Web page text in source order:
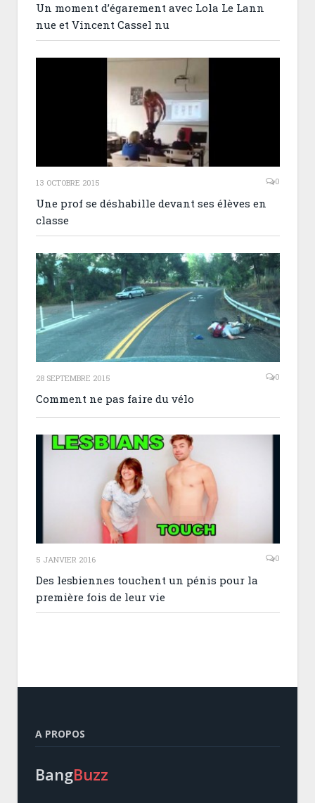
Un moment d’égarement avec Lola Le Lann
nue et Vincent Cassel nu
13 OCTOBRE 2015 0
Une prof se déshabille devant ses élèves en
classe
28 SEPTEMBRE 2015 0
Comment ne pas faire du vélo
5 JANVIER 2016 0
Des lesbiennes touchent un pénis pour la
première fois de leur vie
A PROPOS
BangBuzz